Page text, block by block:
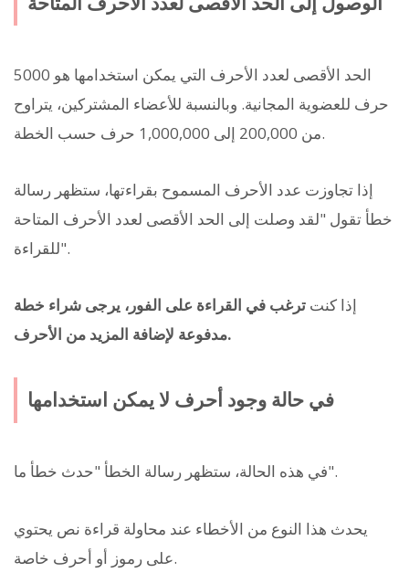
الحد الأقصى لعدد الأحرف التي يمكن استخدامها هو 5000
حرف للعضوية المجانية. وبالنسبة للأعضاء المشتركين، يتراوح
من 200,000 إلى 1,000,000 حرف حسب الخطة.
إذا تجاوزت عدد الأحرف المسموح بقراءتها، ستظهر رسالة
خطأ تقول "لقد وصلت إلى الحد الأقصى لعدد الأحرف المتاحة
للقراءة".
إذا كنت ترغب في القراءة على الفور، يرجى شراء خطة
مدفوعة لإضافة المزيد من الأحرف.
في حالة وجود أحرف لا يمكن استخدامها
في هذه الحالة، ستظهر رسالة الخطأ "حدث خطأ ما".
يحدث هذا النوع من الأخطاء عند محاولة قراءة نص يحتوي
على رموز أو أحرف خاصة.